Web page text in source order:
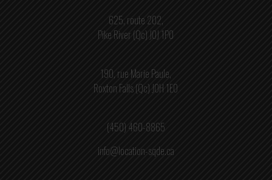
625, route 202,
Pike River (Qc) J0J 1P0
190, rue Marie Paule,
Roxton Falls (Qc) J0H 1E0
(450) 460-8865
info@location-sqde.ca